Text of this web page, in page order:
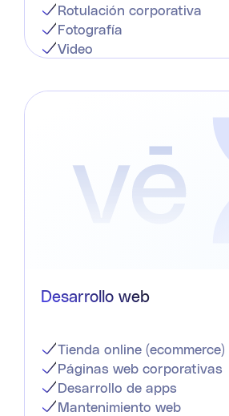
Rotulación corporativa
Fotografía
Video
Desarrollo web
Tienda online (ecommerce)
Páginas web corporativas
Desarrollo de apps
Mantenimiento web